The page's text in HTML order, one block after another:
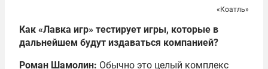
«Коатль»
Как «Лавка игр» тестирует игры, которые в
дальнейшем будут издаваться компанией?
Роман Шамолин: Обычно это целый комплекс